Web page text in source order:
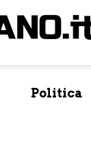
Politica